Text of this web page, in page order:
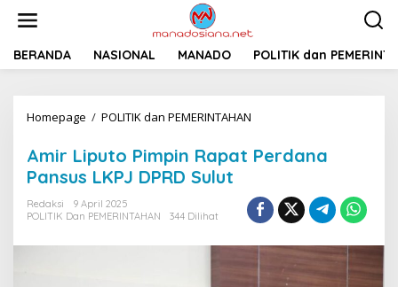
t
BERANDA NASIONAL MANADO POLITIK dan
Homepage / POLITIK dan PEMERINTAHAN
r
i
p
u
t
Amir Liputo Pimpin Rapat Perdana
Pansus LKPJ DPRD Sulut
Redaksi
9 April 2025
POLITIK Dan PEMERINTAHAN
344 Dilihat